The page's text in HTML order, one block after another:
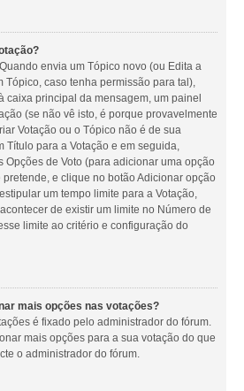
envia um Tópico novo (ou Edita a
Tópico, caso tenha permissão para tal),
caixa principal da mensagem, um painel
(se não vê isto, é porque provavelmente
Votação ou o Tópico não é de sua
Título para a Votação e em seguida,
Opções de Voto (para adicionar uma opção
e clique no botão Adicionar opção
um tempo limite para a Votação,
de existir um limite no Número de
limite ao critério e configuração do
mais opções nas votações?
é fixado pelo administrador do fórum.
mais opções para a sua votação do que
o administrador do fórum.